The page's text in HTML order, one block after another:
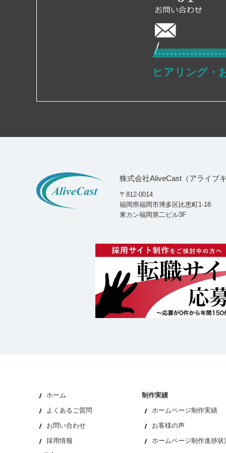
ヒアリング・
株式会社AliveCast（アライブ
〒812-0014
福岡県福岡市博多区比恵町1-18
東カン福岡第二ビル3F
ホーム
よくあるご質問
お問い合わせ
採用情報
制作実績
ホームページ制作実績
お客様の声
ホームページ制作進捗状